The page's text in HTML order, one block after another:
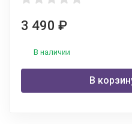
3 490 ₽
В наличии
В